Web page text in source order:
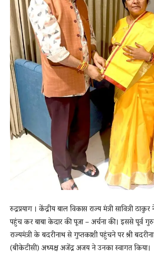
LIVE
रुद्रप्रयाग । केंद्रीय बाल विकास राज्य मंत्री सावित्री
पहुंच कर बाबा केदार की पूजा – अर्चना की। इससे पूर्व
राज्यमंत्री के बदरीनाथ से गुप्तकाशी पहुंचने पर श्री
(बीकेटीसी) अध्यक्ष अजेंद्र अजय ने उनका स्वागत किया।